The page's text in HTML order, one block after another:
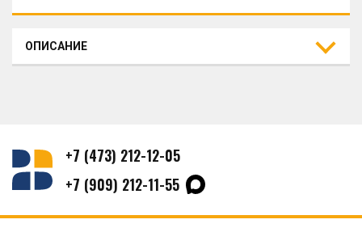
ОПИСАНИЕ
+7 (473) 212-12-05
+7 (909) 212-11-55